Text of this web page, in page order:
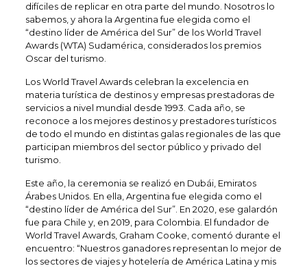
difíciles de replicar en otra parte del mundo. Nosotros lo
sabemos, y ahora la Argentina fue elegida como el
“destino líder de América del Sur” de los World Travel
Awards (WTA) Sudamérica, considerados los premios
Oscar del turismo.
Los World Travel Awards celebran la excelencia en
materia turística de destinos y empresas prestadoras de
servicios a nivel mundial desde 1993. Cada año, se
reconoce a los mejores destinos y prestadores turísticos
de todo el mundo en distintas galas regionales de las que
participan miembros del sector público y privado del
turismo.
Este año, la ceremonia se realizó en Dubái, Emiratos
Árabes Unidos. En ella, Argentina fue elegida como el
“destino líder de América del Sur”. En 2020, ese galardón
fue para Chile y, en 2019, para Colombia. El fundador de
World Travel Awards, Graham Cooke, comentó durante el
encuentro: “Nuestros ganadores representan lo mejor de
los sectores de viajes y hotelería de América Latina y mis